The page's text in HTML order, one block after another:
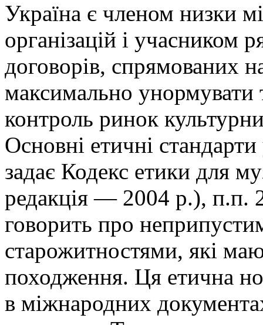
Україна є членом низки
організацій і учасником
договорів, спрямованих
максимально унормувати
контроль ринок
Основні етичні стандарти
задає Кодекс етики для
редакція — 2004 р.), п.п.
говорить про
старожитностями, які
походження. Ця етична
в міжнародних